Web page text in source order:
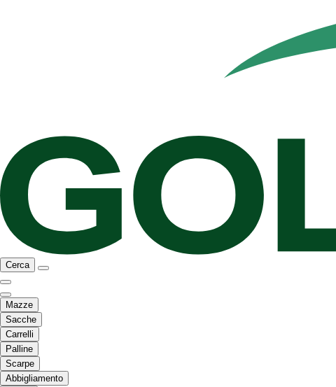
Cerca
Mazze
Sacche
Carrelli
Palline
Scarpe
Abbigliamento